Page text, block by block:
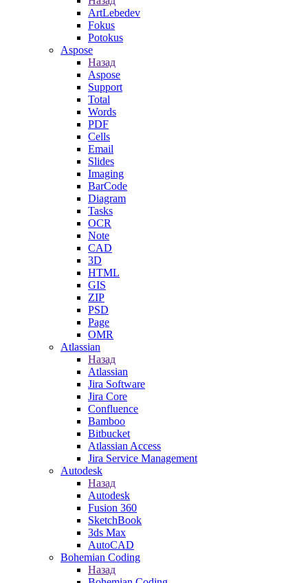
ArtLebedev
Fokus
Potokus
Aspose
Назад
Aspose
Support
Total
Words
PDF
Cells
Email
Slides
Imaging
BarCode
Diagram
Tasks
OCR
Note
CAD
3D
HTML
GIS
ZIP
PSD
Page
OMR
Atlassian
Назад
Atlassian
Jira Software
Jira Core
Confluence
Bamboo
Bitbucket
Atlassian Access
Jira Service Management
Autodesk
Назад
Autodesk
Fusion 360
SketchBook
3ds Max
AutoCAD
Bohemian Coding
Назад